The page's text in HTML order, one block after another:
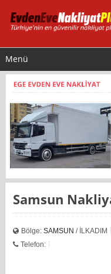
Menü
Samsun
Bölge:SAMSUN / İLKADIM
Telefon: